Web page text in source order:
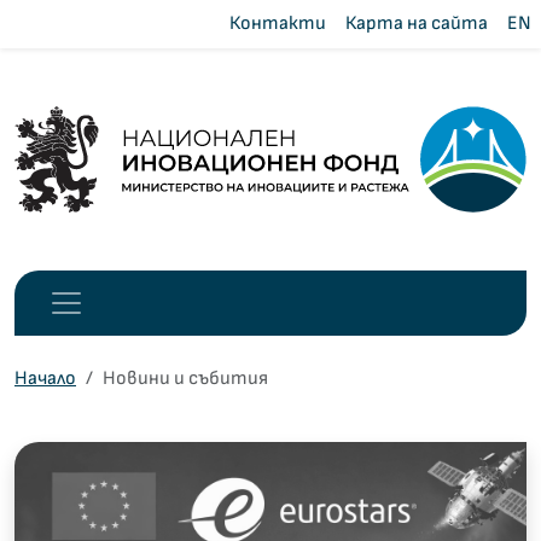
Контакти Карта на сайта EN
Начало Новини и събития